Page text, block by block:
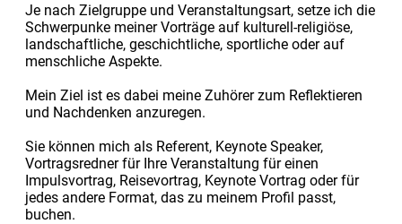
Je nach Zielgruppe und Veranstaltungsart, setze ich die
Schwerpunke meiner Vorträge auf kulturell-religiöse,
landschaftliche, geschichtliche, sportliche oder auf
menschliche Aspekte.
Mein Ziel ist es dabei meine Zuhörer zum Reflektieren
und Nachdenken anzuregen.
Sie können mich als Referent, Keynote Speaker,
Vortragsredner für Ihre Veranstaltung für einen
Impulsvortrag, Reisevortrag, Keynote Vortrag oder für
jedes andere Format, das zu meinem Profil passt,
buchen.